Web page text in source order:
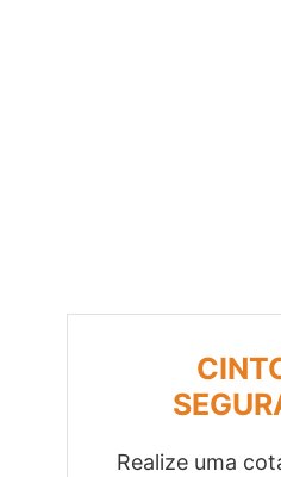
Realize uma